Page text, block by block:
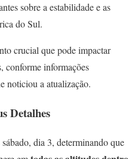
sobre a estabilidade e as
do Sul.
crucial que pode impactar
conforme informações
noticiou a atualização.
Detalhes
dia 3, determinando que